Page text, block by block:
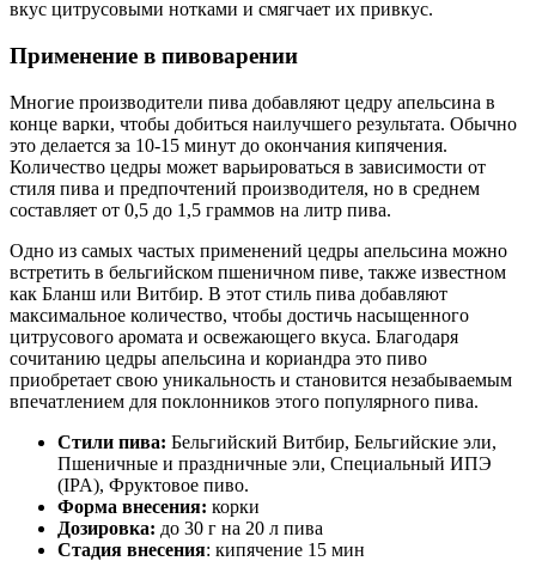
вкус цитрусовыми нотками и смягчает их привкус.
Применение в пивоварении
Многие производители пива добавляют цедру апельсина в
конце варки, чтобы добиться наилучшего результата. Обычно
это делается за 10-15 минут до окончания кипячения.
Количество цедры может варьироваться в зависимости от
стиля пива и предпочтений производителя, но в среднем
составляет от 0,5 до 1,5 граммов на литр пива.
Одно из самых частых применений цедры апельсина можно
встретить в бельгийском пшеничном пиве, также известном
как Бланш или Витбир. В этот стиль пива добавляют
максимальное количество, чтобы достичь насыщенного
цитрусового аромата и освежающего вкуса. Благодаря
сочитанию цедры апельсина и кориандра это пиво
приобретает свою уникальность и становится незабываемым
впечатлением для поклонников этого популярного пива.
Стили пива: Бельгийский Витбир, Бельгийские эли,
Пшеничные и праздничные эли, Специальный ИПЭ
(IPA), Фруктовое пиво.
Форма внесения: корки
Дозировка: до 30 г на 20 л пива
Стадия внесения: кипячение 15 мин